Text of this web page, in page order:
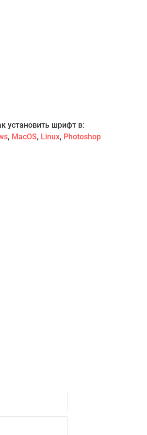
установить шрифт в:
, MacOS, Linux, Photoshop